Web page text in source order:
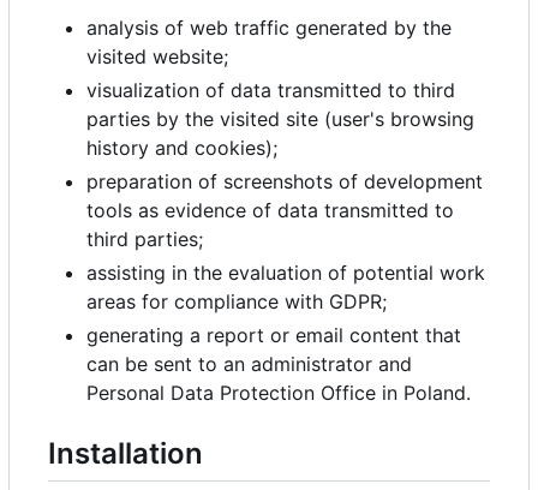
analysis of web traffic generated by the
visited website;
visualization of data transmitted to third
parties by the visited site (user's browsing
history and cookies);
preparation of screenshots of development
tools as evidence of data transmitted to
third parties;
assisting in the evaluation of potential work
areas for compliance with GDPR;
generating a report or email content that
can be sent to an administrator and
Personal Data Protection Office in Poland.
Installation